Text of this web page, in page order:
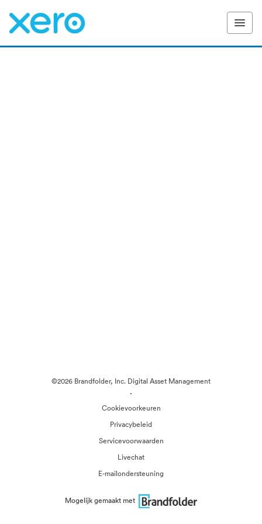
©2026 Brandfolder, Inc. Digital Asset Management
·
Cookievoorkeuren
Privacybeleid
Servicevoorwaarden
Livechat
E-mailondersteuning
Mogelijk gemaakt met